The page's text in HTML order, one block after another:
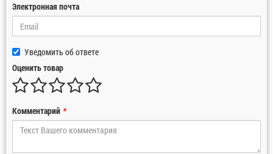
Электронная почта
Уведомить об ответе
Оценить товар
Комментарий *